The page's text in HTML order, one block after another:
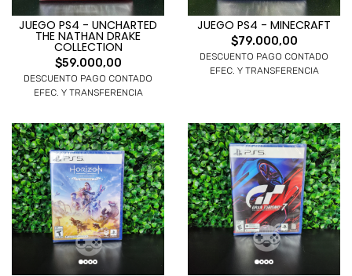
JUEGO PS4 - UNCHARTED
THE NATHAN DRAKE
COLLECTION
$59.000,00
DESCUENTO PAGO CONTADO
EFEC. Y TRANSFERENCIA
JUEGO PS4 - MINECRAFT
$79.000,00
DESCUENTO PAGO CONTADO
EFEC. Y TRANSFERENCIA